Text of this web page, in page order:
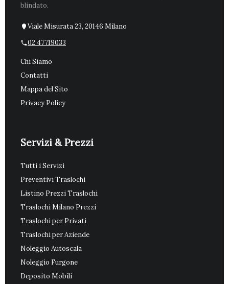
blindato.
Viale Misurata 23, 20146 Milano
02 47719033
Chi Siamo
Contatti
Mappa del Sito
Privacy Policy
Servizi & Prezzi
Tutti i Servizi
Preventivi Traslochi
Listino Prezzi Traslochi
Traslochi Milano Prezzi
Traslochi per Privati
Traslochi per Aziende
Noleggio Autoscala
Noleggio Furgone
Deposito Mobili